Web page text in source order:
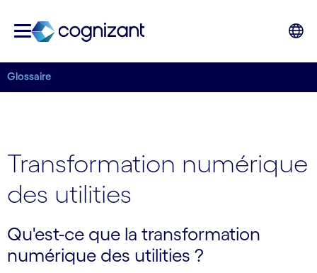
Glossaire
Transformation numérique
des utilities
Qu'est-ce que la transformation
numérique des utilities ?